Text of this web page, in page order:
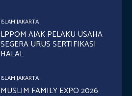
ISLAM JAKARTA
LPPOM AJAK PELAKU USAHA
SEGERA URUS SERTIFIKASI
HALAL
ISLAM JAKARTA
MUSLIM FAMILY EXPO 2026